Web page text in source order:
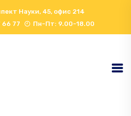
Науки, 45, офис 214
66 77
Пн-Пт: 9.00-18.00